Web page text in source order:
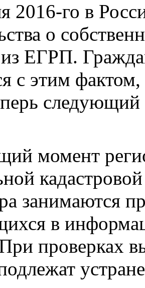
2016-го в
о
ЕГРП.
с этим
момент
занимаются
в
проверках